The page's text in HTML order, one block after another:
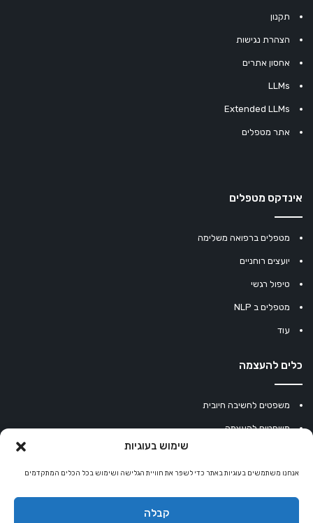
שימוש בעוגיות
אנחנו משתמשים בעוגיות באתר כדי לשפר את חוויית הגלישה ושימוש בכל הכלים המתקדמים
קבלה
תקנון
הצהרת נגישות
אחסון אתרים
LLMs
Extended LLMs
אתר מטפלים
אינדקס מטפלים
מטפלים ברפואה משלימה
יועצים רוחניים
טיפול רגשי
מטפלים ב NLP
עוד
כלים להעצמה
משפטים לחשיבה חיובית
משפטים להעצמה
מחשבון נומרולוגיה
קריסטלים למזלות